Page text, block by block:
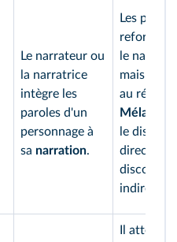
Le narrateur ou
la narratrice
intègre les
paroles d'un
personnage à
sa narration.
Les
le
mais
au récit.
Mélange
le
direct et
discours
indirect
Il attendit